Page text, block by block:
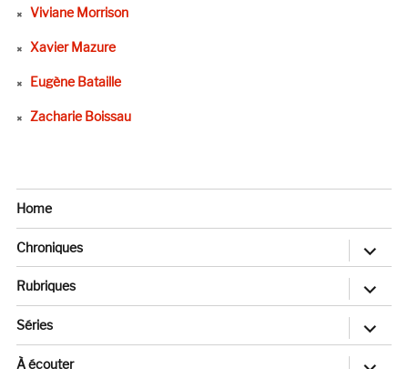
Viviane Morrison
Xavier Mazure
Eugène Bataille
Zacharie Boissau
Home
Chroniques
ouvrir
sous-
menu
Rubriques
ouvrir
le
sous-
menu
Séries
ouvrir
sous-
menu
À écouter
ouvrir